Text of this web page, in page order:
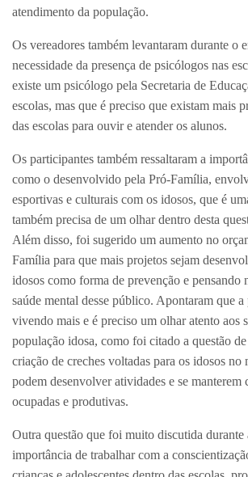
atendimento da população.
Os vereadores também levantaram durante o
necessidade da presença de psicólogos nas
existe um psicólogo pela Secretaria de
escolas, mas que é preciso que existam mais
das escolas para ouvir e atender os alunos.
Os participantes também ressaltaram a
como o desenvolvido pela Pró-Família,
esportivas e culturais com os idosos, que é
também precisa de um olhar dentro desta
Além disso, foi sugerido um aumento no
Família para que mais projetos sejam
idosos como forma de prevenção e pensando
saúde mental desse público. Apontaram que a
vivendo mais e é preciso um olhar atento aos
população idosa, como foi citado a questão de
criação de creches voltadas para os idosos
podem desenvolver atividades e se manterem
ocupadas e produtivas.
Outra questão que foi muito discutida durante
importância de trabalhar com a